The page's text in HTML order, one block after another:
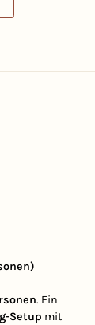
. Ein
Setup mit